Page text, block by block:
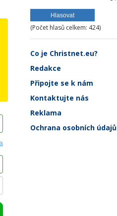
(Počet hlasů celkem: 424)
Co je Christnet.eu?
Redakce
Připojte se k nám
Kontaktujte nás
Reklama
Ochrana osobních údajů